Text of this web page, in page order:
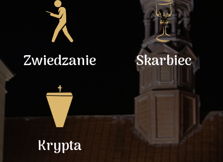
Zwiedzanie Skarbiec
Krypta